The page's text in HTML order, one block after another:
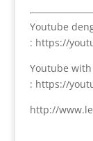
Youtube
: https://
Youtube
: https://
http://